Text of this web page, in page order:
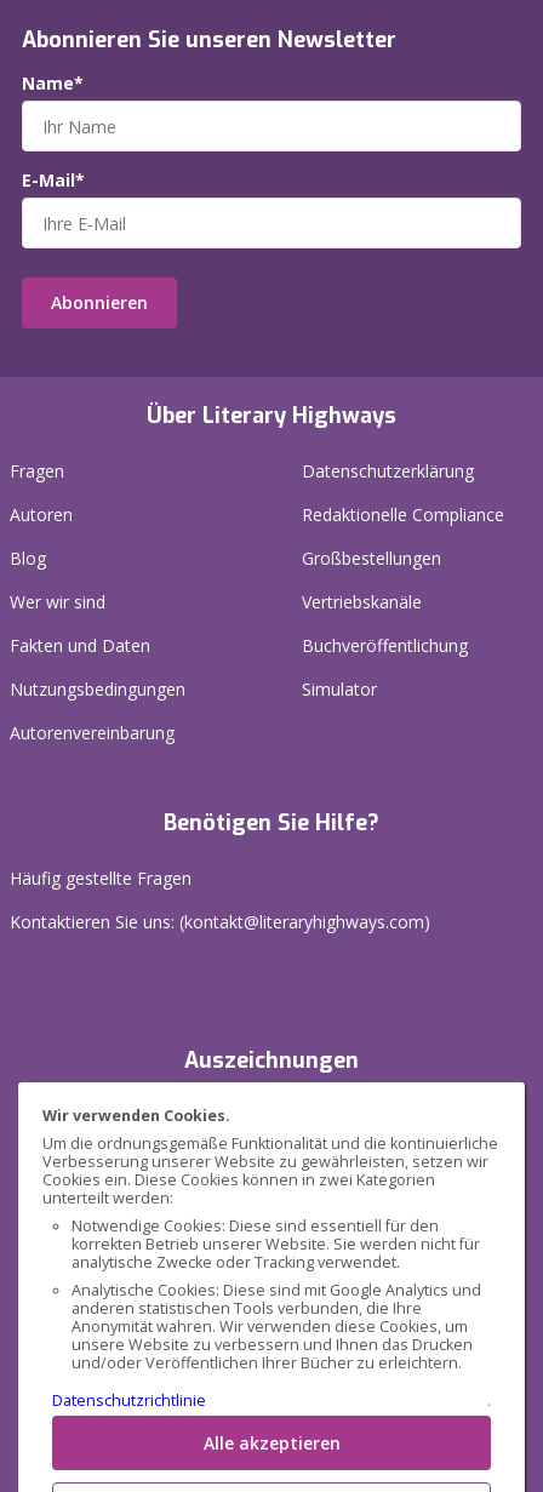
Wir verwenden Cookies.
Um die ordnungsgemäße Funktionalität und die kontinuierliche
Verbesserung unserer Website zu gewährleisten, setzen wir
Cookies ein. Diese Cookies können in zwei Kategorien
unterteilt werden:
Notwendige Cookies: Diese sind essentiell für den
korrekten Betrieb unserer Website. Sie werden nicht für
analytische Zwecke oder Tracking verwendet.
Analytische Cookies: Diese sind mit Google Analytics und
anderen statistischen Tools verbunden, die Ihre
Anonymität wahren. Wir verwenden diese Cookies, um
unsere Website zu verbessern und Ihnen das Drucken
und/oder Veröffentlichen Ihrer Bücher zu erleichtern.
Datenschutzrichtlinie
.
Alle akzeptieren
Über Literary Highways
Fragen
Autoren
Blog
Wer wir sind
Fakten und Daten
Nutzungsbedingungen
Autorenvereinbarung
Datenschutzerklärung
Redaktionelle Compliance
Großbestellungen
Vertriebskanäle
Buchveröffentlichung
Simulator
Benötigen Sie Hilfe?
Häufig gestellte Fragen
Kontaktieren Sie uns: (kontakt@literaryhighways.com)
Auszeichnungen
Sicherheit
Sozialen Medien
Abonnieren Sie unseren Newsletter
Name*
E-Mail*
Abonnieren